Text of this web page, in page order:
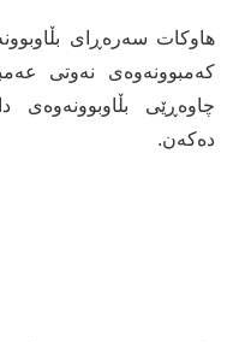
هاوکات سەرەڕای
کەمبوونەوەی نەوتی
چاوەڕێی بڵاوبوونەوەی
دەکەن.